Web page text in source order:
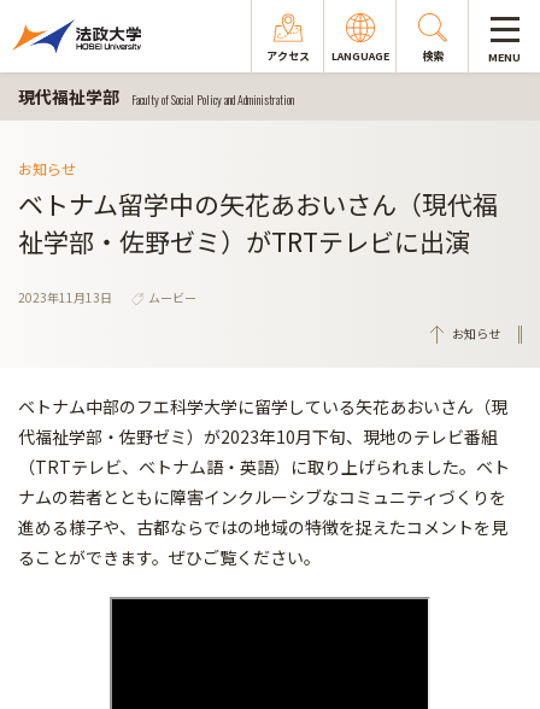
アクセス LANGUAGE 検索 MENU
現代福祉学部 Faculty of Social Policy and Administration
お知らせ
ベトナム留学中の矢花あおいさん（現代福
祉学部・佐野ゼミ）がTRTテレビに出演
2023年11月13日
ムービー
お知らせ
ベトナム中部のフエ科学大学に留学している矢花あおいさん（現
代福祉学部・佐野ゼミ）が2023年10月下旬、現地のテレビ番組
（TRTテレビ、ベトナム語・英語）に取り上げられました。ベト
ナムの若者とともに障害インクルーシブなコミュニティづくりを
進める様子や、古都ならではの地域の特徴を捉えたコメントを見
ることができます。ぜひご覧ください。